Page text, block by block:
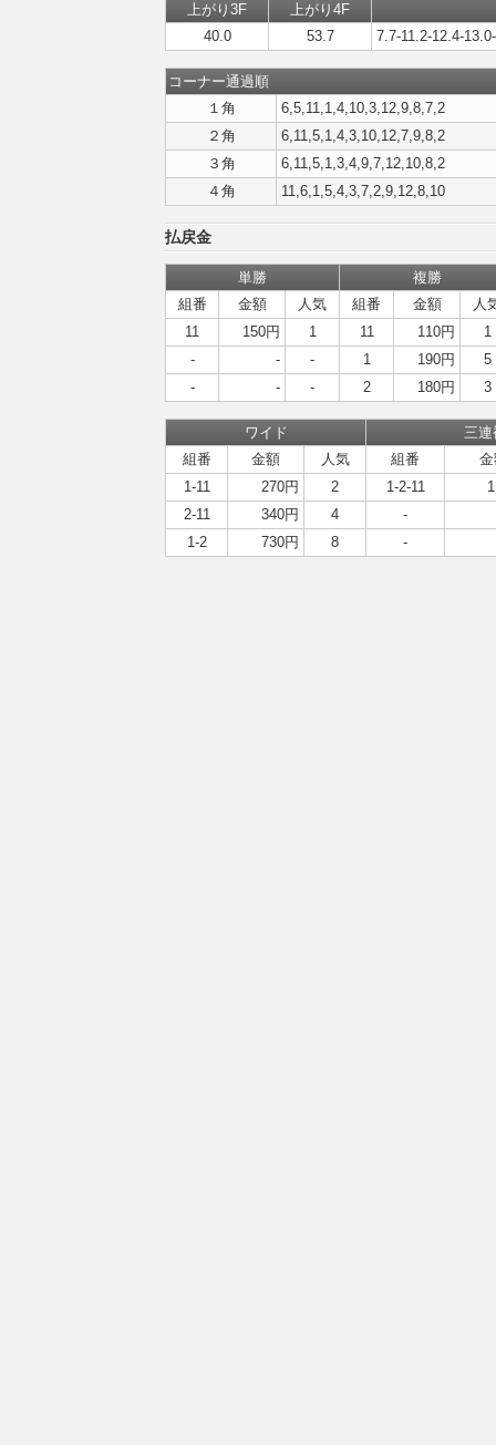
上がり3F
上がり4F
40.0
53.7 7.7-11.2-12.4-
コーナー通過順
１角
6,5,11,1,4,10,3,12,9,8,7,2
２角
6,11,5,1,4,3,10,12,7,9,8,2
３角
6,11,5,1,3,4,9,7,12,10,8,2
４角
11,6,1,5,4,3,7,2,9,12,8,10
払戻金
単勝
複勝
組番
金額 人気 組番 金額
人
11
150円 1 11 110円
1
-
- - 1 190円
5
-
- - 2 180円 3
ワイド
三連
組番
金額 人気 組番
1-11
270円 2 1-2-11
2-11
340円 4
-
1-2
730円 8 -